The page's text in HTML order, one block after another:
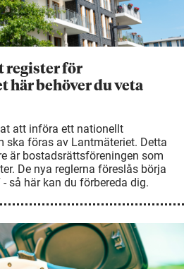
register för
här behöver du veta
att införa ett nationellt
ska föras av Lantmäteriet. Detta
är bostadsrättsföreningen som
De nya reglerna föreslås börja
så här kan du förbereda dig.